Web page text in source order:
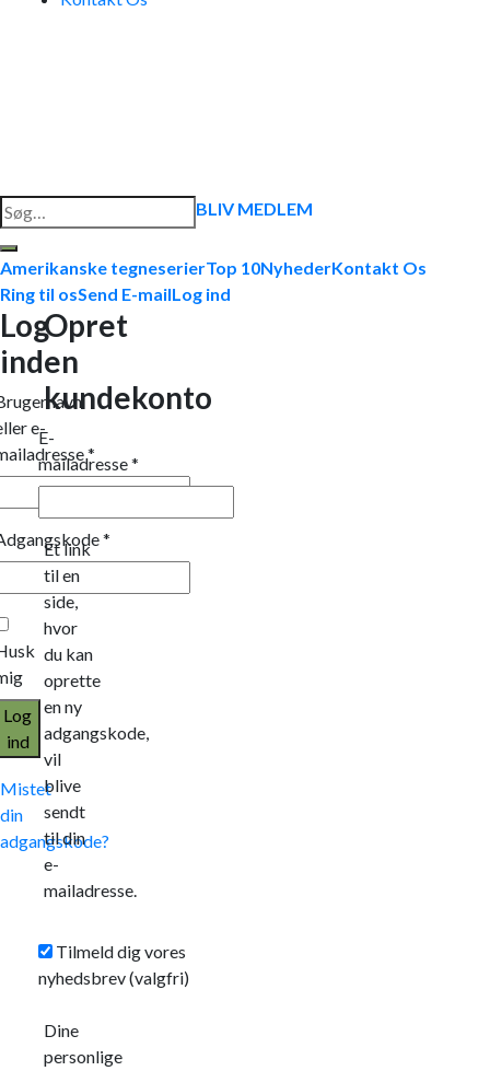
Søg
efter:
BLIV MEDLEM
Amerikanske tegneserierTop 10NyhederKontakt Os
Ring til osSend E-mailLog ind
Log
ind
e-
*
*
Log
ind
Mistet
din
adgangskode?
Opret
en
kundekonto
E-
mailadresse*
Et link
til en
side,
hvor
du kan
oprette
en ny
adgangskode,
vil
blive
sendt
til din
e-
mailadresse.
Tilmeld dig vores
nyhedsbrev(valgfri)
Dine
personlige